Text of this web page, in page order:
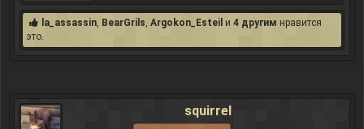
la_assassin, BearGrils, Argokon_Esteil и 4 другим нравится
это.
squirrel